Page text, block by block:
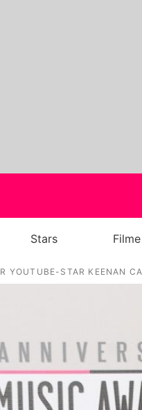
Stars
YOUTUBE-STAR KEENAN